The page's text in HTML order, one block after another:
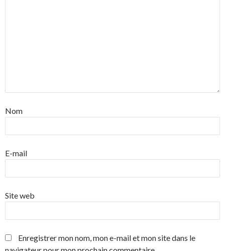
Nom
E-mail
Site web
Enregistrer mon nom, mon e-mail et mon site dans le